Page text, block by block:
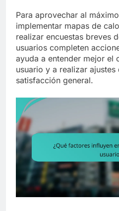
Para aprovechar al
implementar mapas de
realizar encuestas breves
usuarios completen
ayuda a entender mejor el
usuario y a realizar ajustes
satisfacción general.